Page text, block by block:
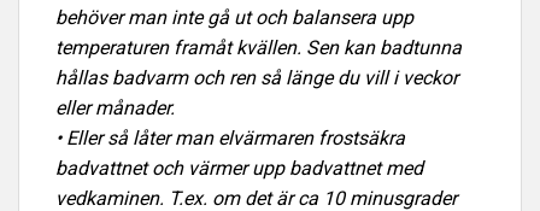
behöver man inte gå ut och balansera upp
temperaturen framåt kvällen. Sen kan badtunna
hållas badvarm och ren så länge du vill i veckor
eller månader.
• Eller så låter man elvärmaren frostsäkra
badvattnet och värmer upp badvattnet med
vedkaminen. T.ex. om det är ca 10 minusgrader